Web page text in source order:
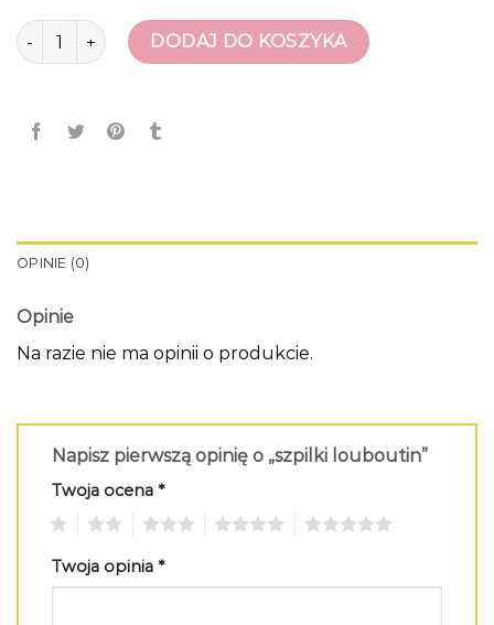
ilość szpilki louboutinDODAJ DO KOSZYKA
OPINIE (0)
Opinie
Na razie nie ma opinii o produkcie.
Napisz pierwszą opinię o „szpilki louboutin”
Twoja ocena *
Twoja opinia *